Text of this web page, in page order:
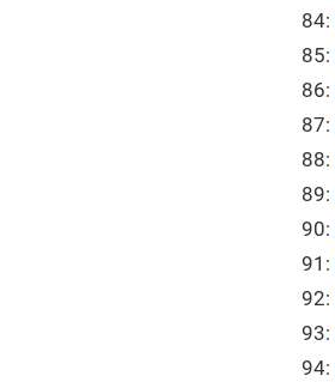
84:
85:
86:
87:
88:
89:
90:
91:
92:
93:
94: